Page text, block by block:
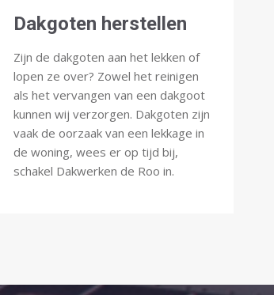
Dakgoten herstellen
Zijn de dakgoten aan het lekken of
lopen ze over? Zowel het reinigen
als het vervangen van een dakgoot
kunnen wij verzorgen. Dakgoten zijn
vaak de oorzaak van een lekkage in
de woning, wees er op tijd bij,
schakel Dakwerken de Roo in.